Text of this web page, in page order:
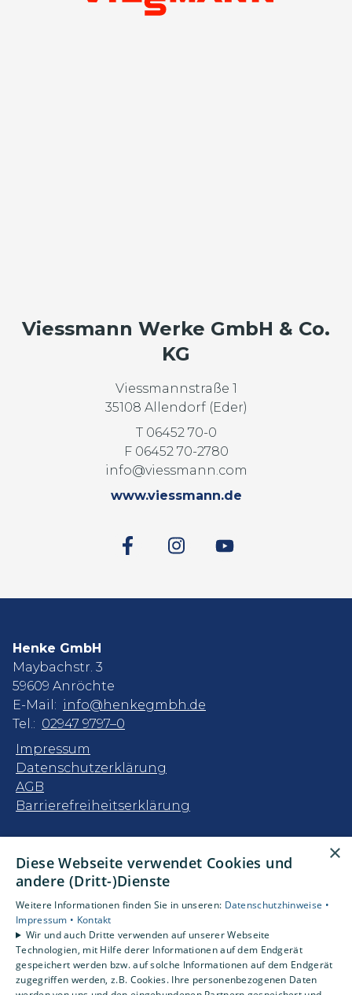
Viessmann Werke GmbH & Co.
KG
Viessmannstraße 1
35108 Allendorf (Eder)
T 06452 70-0
F 06452 70-2780
info@viessmann.com
www.viessmann.de
Henke GmbH
Maybachstr. 3
59609 Anröchte
E-Mail: info@henkegmbh.de
Tel.: 02947 9797–0
Impressum
Datenschutzerklärung
AGB
Barrierefreiheitserklärung
Privatkunden
Gewerbekunden
Karriere
Unternehmen
Kontakt
Um externe HTML-Inhalte anzuzeigen,
×
Diese Webseite verwendet Cookies und
andere (Dritt-)Dienste
Weitere Informationen finden Sie in unseren: Datenschutzhinweise •
Impressum • Kontakt
Wir und auch Dritte verwenden auf unserer Webseite
Technologien, mit Hilfe derer Informationen auf dem Endgerät
gespeichert werden bzw. auf solche Informationen auf dem Endgerät
zugegriffen werden, z.B. Cookies. Ihre personenbezogenen Daten